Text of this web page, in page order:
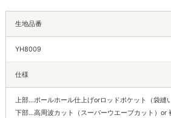
生地品番
YH8009
仕様
上部…ポールホール仕上げorロッドポケット（袋縫
下部…高周波カット（スーパーウエーブカット）or